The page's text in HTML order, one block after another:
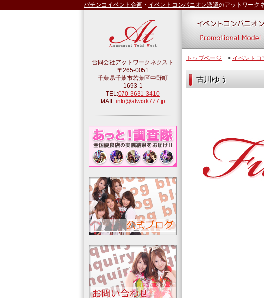
パチンコイベント企画 ・ イベントコンパニオン派遣のアットワーク
合同会社アットワークネクスト
〒265-0051
千葉県千葉市若葉区中野町
1693-1
TEL:070-3631-3410
MAIL:info@atwork777.jp
トップページ > イベントコ
古川ゆう